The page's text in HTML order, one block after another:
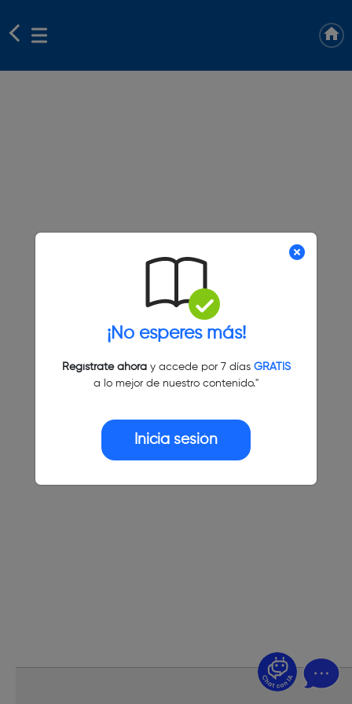
¡No esperes más!
Regístrate ahoray accede por 7 días GRATIS
a lo mejor de nuestro contenido."
Inicia sesión